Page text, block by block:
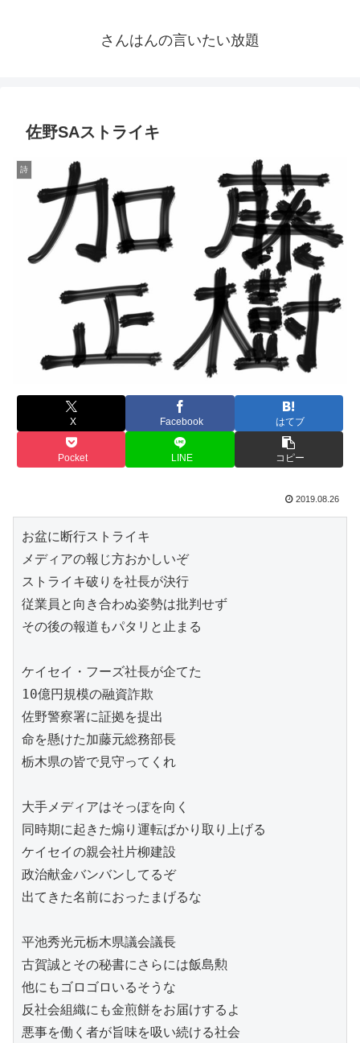
さんはんの言いたい放題
佐野SAストライキ
詩
X Facebook はてブ
Pocket LINE コピー
2019.08.26
お盆に断行ストライキ
メディアの報じ方おかしいぞ
ストライキ破りを社長が決行
従業員と向き合わぬ姿勢は批判せず
その後の報道もパタリと止まる
ケイセイ・フーズ社長が企てた
10億円規模の融資詐欺
佐野警察署に証拠を提出
命を懸けた加藤元総務部長
栃木県の皆で見守ってくれ
大手メディアはそっぽを向く
同時期に起きた煽り運転ばかり取り上げる
ケイセイの親会社片柳建設
政治献金バンバンしてるぞ
出てきた名前におったまげるな
平池秀光元栃木県議会議長
古賀誠とその秘書にさらには飯島勲
他にもゴロゴロいるそうな
反社会組織にも金煎餅をお届けするよ
悪事を働く者が旨味を吸い続ける社会